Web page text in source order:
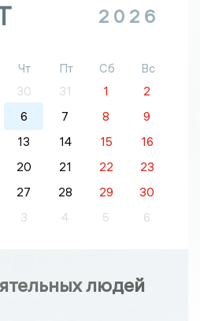
2026
Чт Пт Сб
Вс
30 31 1
2
6 7 8
9
13 14 15
16
20 21 22
23
27 28 29
30
3 4 5 6
людей